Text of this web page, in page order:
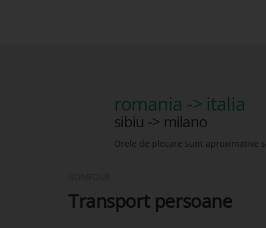
romania -> italia
sibiu -> milano
Orele de plecare sunt aproximative
Transport persoane